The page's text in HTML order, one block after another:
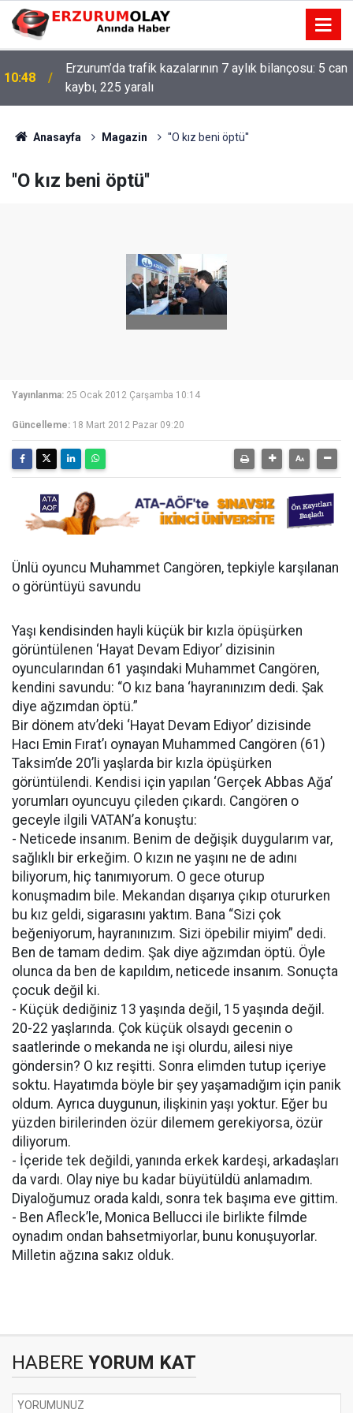
10:48
Erzurum’da trafik kazalarının 7 aylık bilançosu: 5 can
kaybı, 225 yaralı
Anasayfa Magazin ''O kız beni öptü''
''O kız beni öptü''
Yayınlanma: 25 Ocak 2012 Çarşamba 10:14
Güncelleme: 18 Mart 2012 Pazar 09:20
Ünlü oyuncu Muhammet Cangören, tepkiyle karşılanan
o görüntüyü savundu
Yaşı kendisinden hayli küçük bir kızla öpüşürken
görüntülenen ‘Hayat Devam Ediyor’ dizisinin
oyuncularından 61 yaşındaki Muhammet Cangören,
kendini savundu: “O kız bana ‘hayranınızım dedi. Şak
diye ağzımdan öptü.”
Bir dönem atv’deki ‘Hayat Devam Ediyor’ dizisinde
Hacı Emin Fırat’ı oynayan Muhammed Cangören (61)
Taksim’de 20’li yaşlarda bir kızla öpüşürken
görüntülendi. Kendisi için yapılan ‘Gerçek Abbas Ağa’
yorumları oyuncuyu çileden çıkardı. Cangören o
geceyle ilgili VATAN’a konuştu:
- Neticede insanım. Benim de değişik duygularım var,
sağlıklı bir erkeğim. O kızın ne yaşını ne de adını
biliyorum, hiç tanımıyorum. O gece oturup
konuşmadım bile. Mekandan dışarıya çıkıp otururken
bu kız geldi, sigarasını yaktım. Bana “Sizi çok
beğeniyorum, hayranınızım. Sizi öpebilir miyim” dedi.
Ben de tamam dedim. Şak diye ağzımdan öptü. Öyle
olunca da ben de kapıldım, neticede insanım. Sonuçta
çocuk değil ki.
- Küçük dediğiniz 13 yaşında değil, 15 yaşında değil.
20-22 yaşlarında. Çok küçük olsaydı gecenin o
saatlerinde o mekanda ne işi olurdu, ailesi niye
göndersin? O kız reşitti. Sonra elimden tutup içeriye
soktu. Hayatımda böyle bir şey yaşamadığım için panik
oldum. Ayrıca duygunun, ilişkinin yaşı yoktur. Eğer bu
yüzden birilerinden özür dilemem gerekiyorsa, özür
diliyorum.
- İçeride tek değildi, yanında erkek kardeşi, arkadaşları
da vardı. Olay niye bu kadar büyütüldü anlamadım.
Diyaloğumuz orada kaldı, sonra tek başıma eve gittim.
- Ben Afleck’le, Monica Bellucci ile birlikte filmde
oynadım ondan bahsetmiyorlar, bunu konuşuyorlar.
Milletin ağzına sakız olduk.
HABERE YORUM KAT